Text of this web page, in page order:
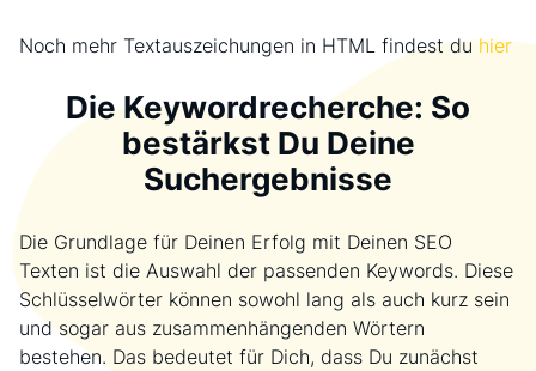
Noch mehr Textauszeichungen in HTML findest du hier
Die Keywordrecherche: So
bestärkst Du Deine
Suchergebnisse
Die Grundlage für Deinen Erfolg mit Deinen SEO
Texten ist die Auswahl der passenden Keywords. Diese
Schlüsselwörter können sowohl lang als auch kurz sein
und sogar aus zusammenhängenden Wörtern
bestehen. Das bedeutet für Dich, dass Du zunächst